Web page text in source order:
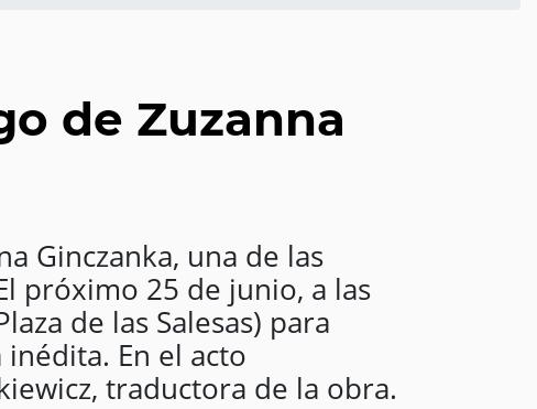
de Zuzanna
Ginczanka, una de las
próximo 25 de junio, a las
de las Salesas) para
En el acto
traductora de la obra.